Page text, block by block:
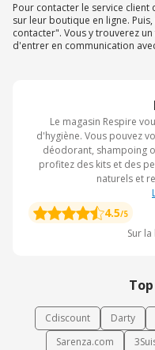
Le magasin Respire
d'hygiène. Vous pouvez
déodorant, shampoing
profitez des kits et des
naturels et
4.5/5
Sur
Cdiscount Darty
Sarenza.com
Pour contacter le service client
sur leur boutique en ligne.
contacter". Vous y trouverez
d'entrer en communication